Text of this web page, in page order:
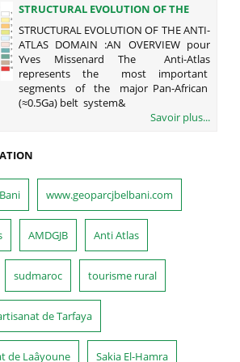
STRUCTURAL EVOLUTION OF THE
ANTI-ATLAS DOMAIN :AN OVERVIEW
POUR YVES MISSENARD
STRUCTURAL EVOLUTION OF THE ANTI-
ATLAS DOMAIN :AN OVERVIEW pour
Yves Missenard The Anti-Atlas
represents the most important
segments of the major Pan-African
(≈0.5Ga) belt system&
Savoir plus...
www.geoparcjbelbani.com
AMDGJB Anti Atlas
sudmaroc tourisme rural
de Tarfaya
de Laâyoune Sakia El-Hamra